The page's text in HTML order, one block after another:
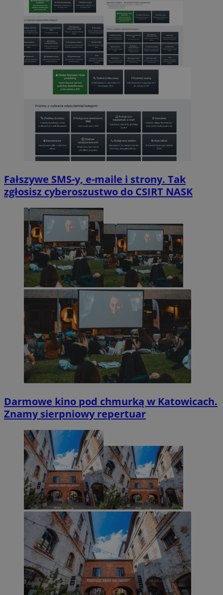
Fałszywe SMS-y, e-maile i strony. Tak
zgłosisz cyberoszustwo do CSIRT NASK
Darmowe kino pod chmurką w Katowicach.
Znamy sierpniowy repertuar